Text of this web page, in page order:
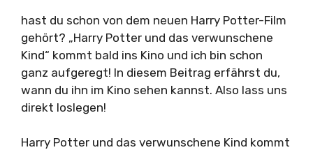
hast du schon von dem neuen Harry Potter-Film
gehört? „Harry Potter und das verwunschene
Kind“ kommt bald ins Kino und ich bin schon
ganz aufgeregt! In diesem Beitrag erfährst du,
wann du ihn im Kino sehen kannst. Also lass uns
direkt loslegen!
Harry Potter und das verwunschene Kind kommt